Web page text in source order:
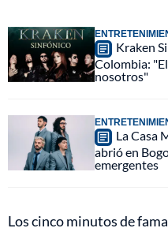
Kraken
Colombia:
nosotros"
La Casa
abrió en
emergentes
Los cinco minutos de